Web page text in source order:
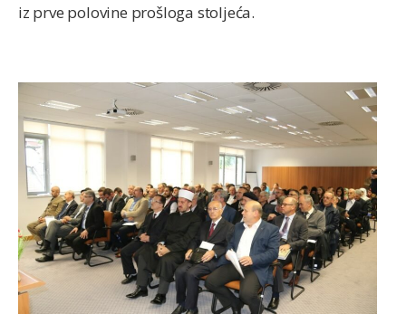
iz prve polovine prošloga stoljeća.